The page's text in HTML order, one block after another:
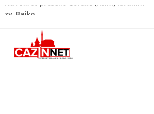
Nakon velikih vrućina u BiH stiže kiša
zapošljavanje i očuvanje radnih mjesta
Dok Evropa ostavlja cigarete, Hrvati
puše sve više: Treći su u cijeloj EU